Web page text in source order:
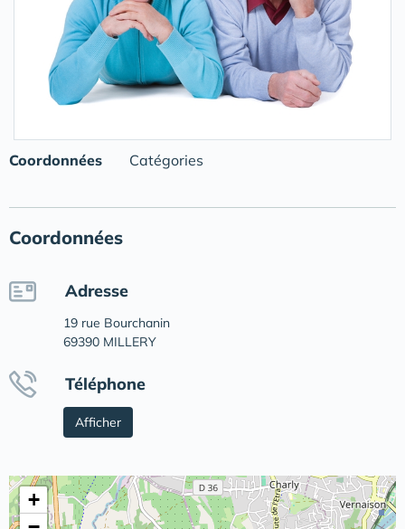
Coordonnées Catégories
Coordonnées
Adresse
19 rue Bourchanin
69390 MILLERY
Téléphone
Afficher
+